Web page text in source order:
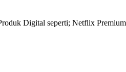
Digital seperti; Netflix